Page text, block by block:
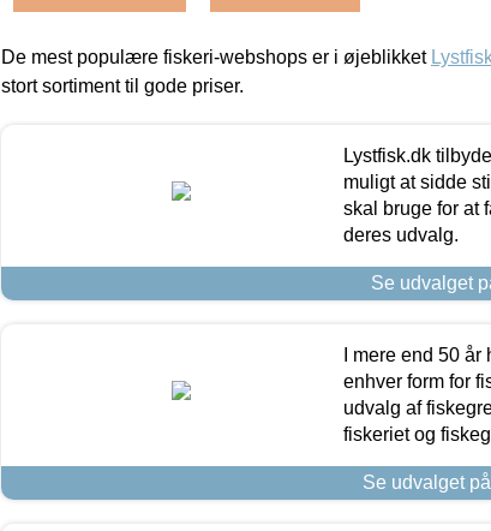
De mest populære fiskeri-webshops er i øjeblikket
stort sortiment til gode priser.
Lystfisk.dk
muligt at sidde
skal bruge for at
deres udvalg.
Se udvalget
I mere end 50
enhver form for
udvalg af
fiskeriet og
Se udvalget